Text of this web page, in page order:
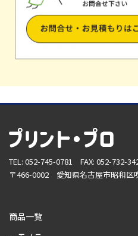
TEL: 052-745-0781 FAX: 052-732-
〒466-0002 愛知県名古屋市昭和区
商品一覧